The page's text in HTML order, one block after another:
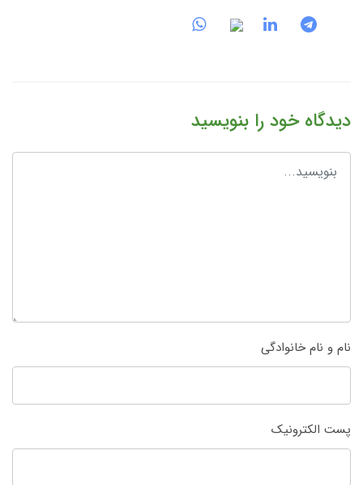
دیدگاه خود را بنویسید
نام و نام خانوادگی
پست الکترونیک